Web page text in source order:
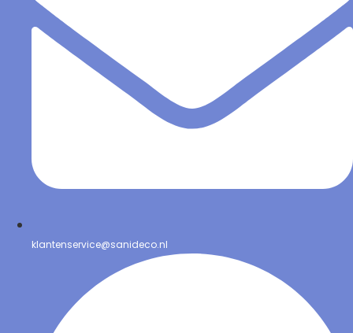
klantenservice@sanideco.nl